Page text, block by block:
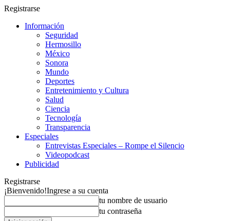
Registrarse
Información
Seguridad
Hermosillo
México
Sonora
Mundo
Deportes
Entretenimiento y Cultura
Salud
Ciencia
Tecnología
Transparencia
Especiales
Entrevistas Especiales – Rompe el Silencio
Videopodcast
Publicidad
Registrarse
¡Bienvenido!Ingrese a su cuenta
tu nombre de usuario
tu contraseña